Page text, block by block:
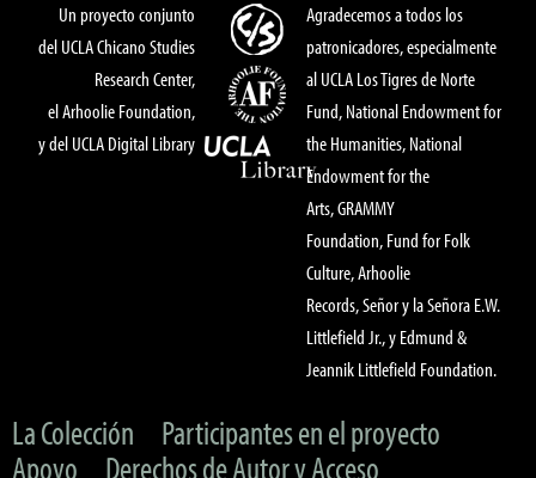
Un proyecto conjunto
del UCLA Chicano Studies
Research Center,
el Arhoolie Foundation,
y del UCLA Digital Library
Agradecemos a todos los
patronicadores, especialmente
al UCLA Los Tigres de Norte
Fund, National Endowment for
the Humanities, National
Endowment for the
Arts, GRAMMY
Foundation, Fund for Folk
Culture, Arhoolie
Records, Señor y la Señora E.W.
Littlefield Jr., y Edmund &
Jeannik Littlefield Foundation.
La Colección
Participantes en el proyecto
Apoyo
Derechos de Autor y Acceso